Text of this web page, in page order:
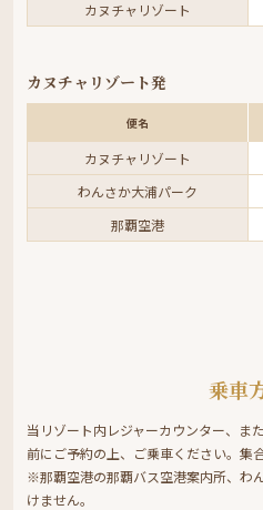
カヌチャリゾート
カヌチャリゾート発
便名
カヌチャリゾート
わんさか大浦パーク
那覇空港
乗車
当リゾート内レジャーカウンター、ま
前にご予約の上、ご乗車ください。集
※那覇空港の那覇バス空港案内所、わ
けません。